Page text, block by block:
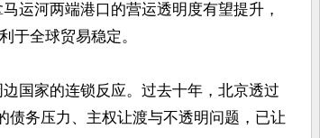
运河两端港口的营运透明度有望提升，
于全球贸易稳定。
国家的连锁反应。过去十年，北京透过
债务压力、主权让渡与不透明问题，已让